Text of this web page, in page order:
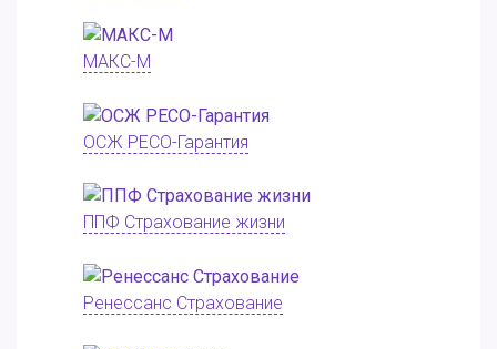
МАКС-М
ОСЖ РЕСО-Гарантия
ППФ Страхование жизни
Ренессанс Страхование